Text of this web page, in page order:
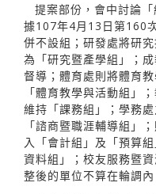
提案部份，會中討論
據107年4月13日第160
併不設組；研發處將研
為「研究暨產學組」；
督導；體育處則將體育
「體育教學與活動組」
維持「課務組」；學務
「諮商暨職涯輔導組」
入「會計組」及「預算
資料組」；校友服務暨
整後的單位不算在輪調內